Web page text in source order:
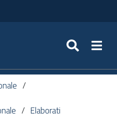
Elaborati